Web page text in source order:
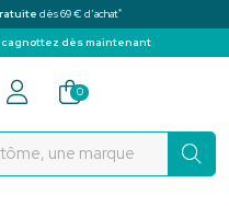
dès 69 € d’achat*
dès maintenant
des Rochettes Votre
0